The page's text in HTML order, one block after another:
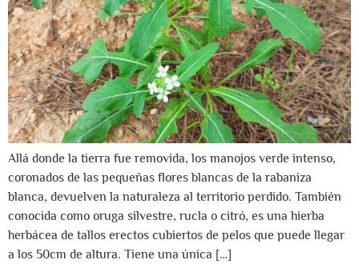
Allá donde la tierra fue removida, los manojos verde intenso,
coronados de las pequeñas flores blancas de la rabaniza
blanca, devuelven la naturaleza al territorio perdido. También
conocida como oruga silvestre, rucla o citró, es una hierba
herbácea de tallos erectos cubiertos de pelos que puede llegar
a los 50cm de altura. Tiene una única […]